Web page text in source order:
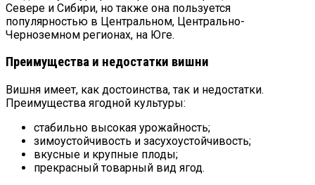
Севере и Сибири, но также она пользуется
популярностью в Центральном, Центрально-
Черноземном регионах, на Юге.
Преимущества и недостатки вишни
Вишня имеет, как достоинства, так и недостатки.
Преимущества ягодной культуры:
стабильно высокая урожайность;
зимоустойчивость и засухоустойчивость;
вкусные и крупные плоды;
прекрасный товарный вид ягод.